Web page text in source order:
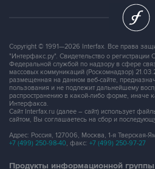
Copyright © 1991—2026 Interfax. Все права
"Интерфакс.ру". Свидетельство о
Федеральной службой по надзору в сфере
массовых коммуникаций (Роскомнадзор)
размещенная на данном веб-сайте,
пользования и не подлежит дальнейшему
распространению в какой-либо форме, иначе
Интерфакса.
Сайт Interfax.ru (далее – сайт) использует
сайтом, Вы соглашаетесь на сбор и
Адрес: Россия, 127006, Москва, 1-я Тверская-
+7 (499) 250-98-40, факс: +7 (499) 250-97-27
Продукты информационной группы